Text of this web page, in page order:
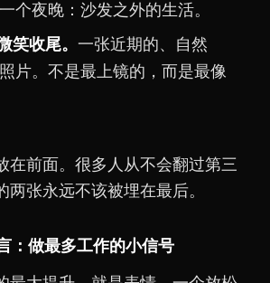
个夜晚：沙发之外的生活。
笑收尾。 一张近期的、自然
片。不是最上镜的，而是最像
在前面。很多人从不会翻过第三
两张永远不该被埋在最后。
：做最多工作的小信号